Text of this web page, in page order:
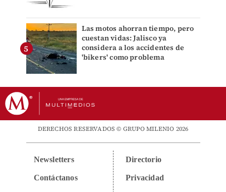
Las motos ahorran tiempo, pero
cuestan vidas: Jalisco ya
considera a los accidentes de
'bikers' como problema
DERECHOS RESERVADOS © GRUPO MILENIO 2026
Newsletters
Contáctanos
Directorio
Privacidad